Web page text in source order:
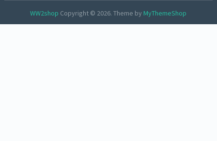
WW2shop Copyright © 2026. Theme by MyThemeShop